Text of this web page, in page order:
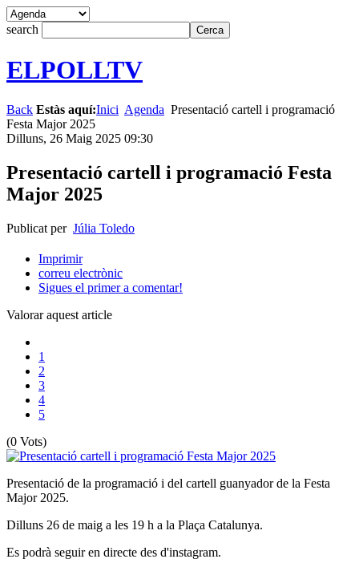
search
ELPOLLTV
Back Estàs aquí:Inici Agenda Presentació cartell i programació
Festa Major 2025
Dilluns, 26 Maig 2025 09:30
Presentació cartell i programació Festa
Major 2025
Publicat per Júlia Toledo
Imprimir
correu electrònic
Sigues el primer a comentar!
Valorar aquest article
1
2
3
4
5
(0 Vots)
Presentació de la programació i del cartell guanyador de la Festa
Major 2025.
Dilluns 26 de maig a les 19 h a la Plaça Catalunya.
Es podrà seguir en directe des d'instagram.